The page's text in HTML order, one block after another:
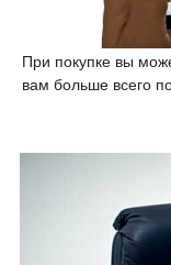
При покупке вы
вам больше всего